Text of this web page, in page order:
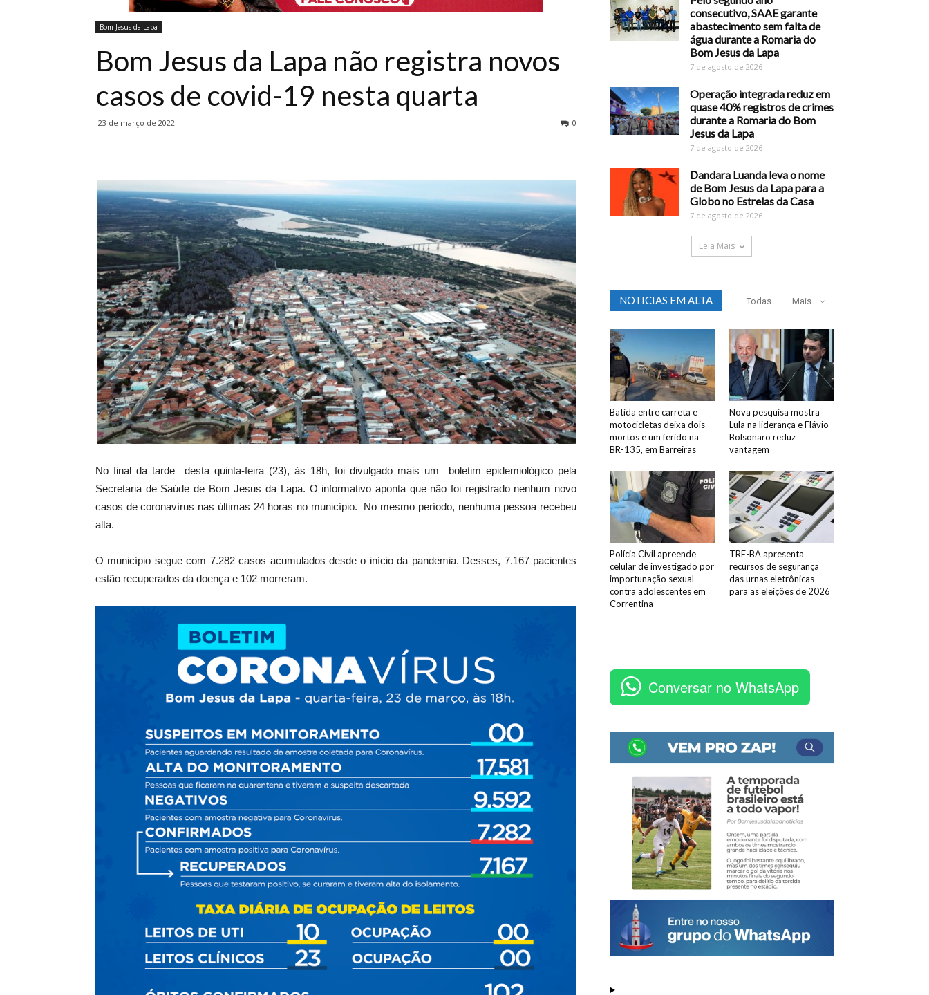
Bom Jesus da Lapa
Bom Jesus da Lapa não registra novos
casos de covid-19 nesta quarta
23 de março de 2022 0
No final da tarde desta quinta-feira (23), às 18h, foi divulgado mais um boletim epidemiológico pela
Secretaria de Saúde de Bom Jesus da Lapa. O informativo aponta que não foi registrado nenhum novo
casos de coronavírus nas últimas 24 horas no município. No mesmo período, nenhuma pessoa recebeu
alta.
O município segue com 7.282 casos acumulados desde o início da pandemia. Desses, 7.167 pacientes
estão recuperados da doença e 102 morreram.
consecutivo, SAAE garante
abastecimento sem falta de
água durante a Romaria do
Bom Jesus da Lapa
7 de agosto de 2026
Operação integrada reduz em
quase 40% registros de crimes
durante a Romaria do Bom
Jesus da Lapa
7 de agosto de 2026
Dandara Luanda leva o nome
de Bom Jesus da Lapa para a
Globo no Estrelas da Casa
7 de agosto de 2026
Leia Mais
NOTICIAS EM ALTA Todas Mais
Batida entre carreta e
motocicletas deixa dois
mortos e um ferido na
BR-135, em Barreiras
Nova pesquisa mostra
Lula na liderança e Flávio
Bolsonaro reduz
vantagem
Polícia Civil apreende
celular de investigado por
importunação sexual
contra adolescentes em
Correntina
TRE-BA apresenta
recursos de segurança
das urnas eletrônicas
para as eleições de 2026
Conversar no WhatsApp